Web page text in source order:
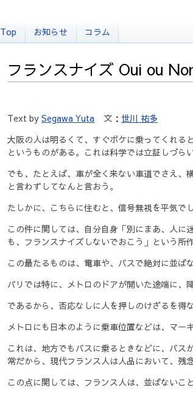
Top お知らせ コラム
フランスナイズ Oui ou
Text by Segawa Yuta 文： 世川 祐多
大阪の人は明るくて、すぐボケに乗ってくれる
というものがある。これは科学では立証しづら
でも、たとえば、車が全く来ない車道でさえ、
と言わずしてなんと言おう。
たしかに、こちらに住むと、信号無視を平気で
この件に関しては、自分自身「別にまあ、人
も、フランスナイズしないでおこう」という所作
この最たるものは、電車や、バスで絶対に並ば
パリでは特に、メトロのドアが開いた途端に、
であるから、否応なしに人を押しのけざるを得
メトロにも日本のように乗車位置などは、マー
これは、地方でもバスに乗るときなどに、バ
常だから、現代フランス人は人品において、残
この点に関しては、フランス人は、並ばないこ